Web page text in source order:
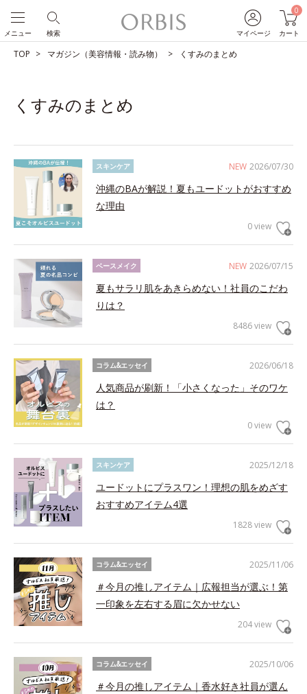
マイページ
0
カート
検索
メニュー
TOP マガジン（美容情報・読み物） くすみのまとめ
くすみのまとめ
NEW 2026/07/30
スキンケア
沖縄のBAが解説！夏もユードットがおすすめ
な理由
0 view
NEW 2026/07/15
ベースメイク
夏もサラリ肌をあきらめない！社員のこだわ
りは？
8486 view
2026/06/18
コラム&エッセイ
人気商品が刷新！「小さくなった」そのワケ
は？
0 view
2025/12/18
スキンケア
ユードットにプラスワン！理想の肌をめざす
おすすめアイテム4選
1828 view
2025/11/06
コラム&エッセイ
＃今月の推しアイテム｜広報担当が選ぶ！第
一印象を左右する眉に欠かせない
204 view
2025/10/06
コラム&エッセイ
＃今月の推しアイテム｜香水好き社員が選ん